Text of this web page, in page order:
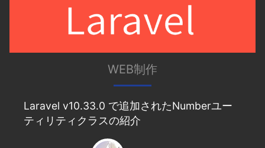
WEB制作
Laravel v10.33.0 で追加されたNumberユー
ティリティクラスの紹介